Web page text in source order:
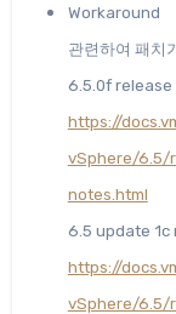
Workaround
관련하여 패치
6.5.0f release
https://
vSphere/6.5/
notes.html
6.5 update 1c
https://
vSphere/6.5/